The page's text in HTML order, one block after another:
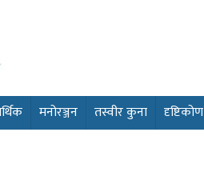
मनोरञ्जन तस्वीर कुना दृष्टिकोण